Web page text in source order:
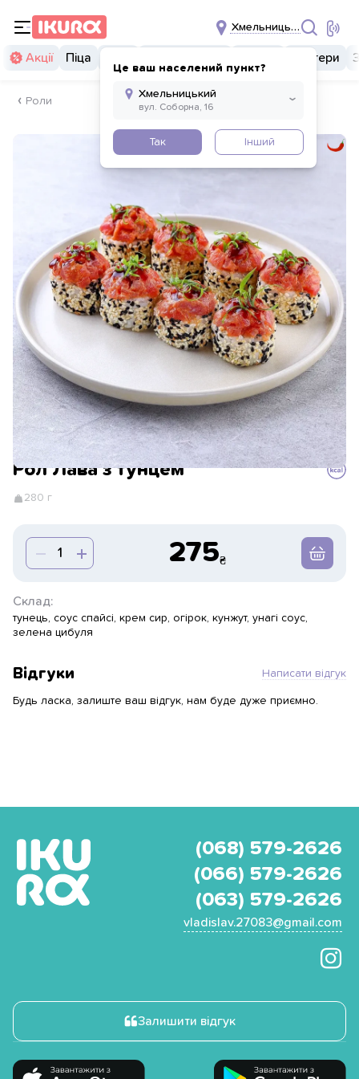
Хмельницький
Це ваш населений пункт?
Так Інший
Акції Піца Бургери
Роли
Рол Лава з тунцем
280 г
275
Склад:
тунець, соус спайсі, крем сир, огірок, кунжут, унагі соус,
зелена цибуля
Відгуки Написати відгук
Будь ласка, залиште ваш відгук, нам буде дуже приємно.
(068) 579-2626
(066) 579-2626
(063) 579-2626
vladislav.27083@gmail.com
Залишити відгук